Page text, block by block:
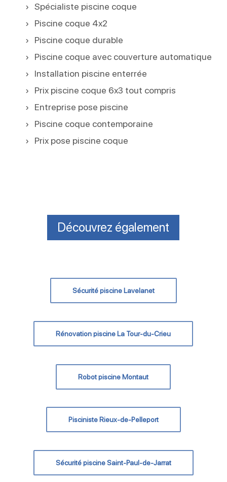
Spécialiste piscine coque
Piscine coque 4x2
Piscine coque durable
Piscine coque avec couverture automatique
Installation piscine enterrée
Prix piscine coque 6x3 tout compris
Entreprise pose piscine
Piscine coque contemporaine
Prix pose piscine coque
Découvrez également
Sécurité piscine Lavelanet
Rénovation piscine La Tour-du-Crieu
Robot piscine Montaut
Pisciniste Rieux-de-Pelleport
Sécurité piscine Saint-Paul-de-Jarrat